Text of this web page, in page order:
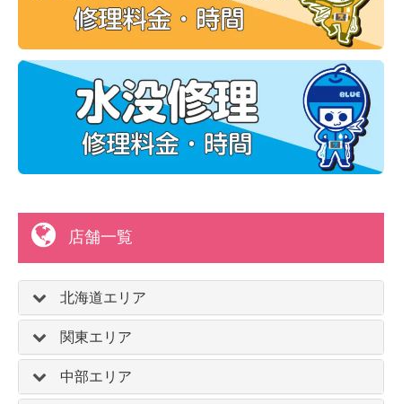
店舗一覧
北海道エリア
関東エリア
中部エリア